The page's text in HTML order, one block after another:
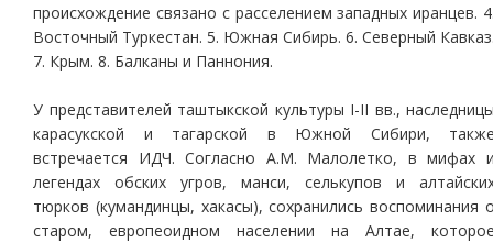
происхождение связано с расселением западных иранцев.
Восточный Туркестан. 5. Южная Сибирь. 6. Северный
7. Крым. 8. Балканы и Паннония.
У представителей таштыкской культуры I-II вв.,
карасукской и тагарской в Южной Сибири,
встречается ИДЧ. Согласно А.М. Малолетко, в мифах
легендах обских угров, манси, селькупов и
тюрков (кумандинцы, хакасы), сохранились воспоминания
старом, европеоидном населении на Алтае,